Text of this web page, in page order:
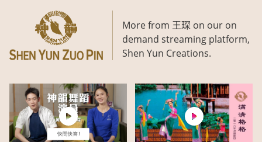
More from 王琛 on our on
demand streaming platform,
Shen Yun Creations.